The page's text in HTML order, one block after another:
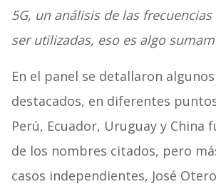
5G, un análisis de las
ser utilizadas, eso es algo
En el panel se detallaron
destacados, en diferentes
Perú, Ecuador, Uruguay y China
de los nombres citados, pero
casos independientes, José